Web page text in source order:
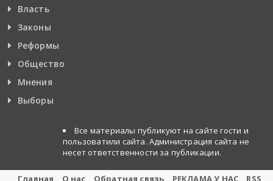
Власть
Законы
Реформы
Общество
Мнения
Выборы
Все материалы публикуют на сайте гости и
пользоватили сайта. Администрация сайта не
несет ответственности за публикации.
Главная О нас Обратная связь РЕКЛАМА У НАС RSS